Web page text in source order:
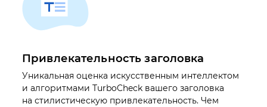
Привлекательность заголовка
Уникальная оценка искусственным интеллектом
и алгоритмами TurboCheck вашего заголовка
на стилистическую привлекательность. Чем